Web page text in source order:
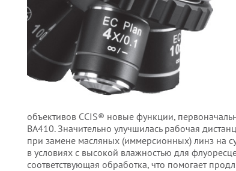
объективов CCIS® новые функции,
BA410. Значительно улучшилась рабочая
при замене масляных (иммерсионных) линз на
в условиях с высокой влажностью для
соответствующая обработка, что помогает